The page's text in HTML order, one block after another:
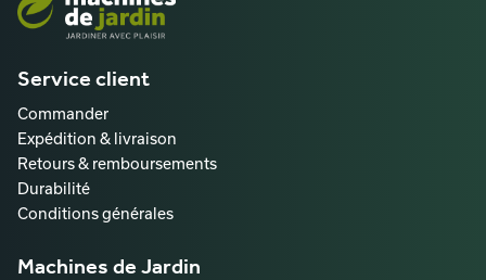
Service client
Commander
Expédition & livraison
Retours & remboursements
Durabilité
Conditions générales
Machines de Jardin